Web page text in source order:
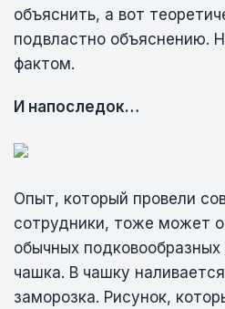
объяснить, а вот
подвластно объяснению.
фактом.
И напоследок…
Опыт, который провели
сотрудники, тоже может
обычных подковообразных
чашка. В чашку
заморозка. Рисунок,